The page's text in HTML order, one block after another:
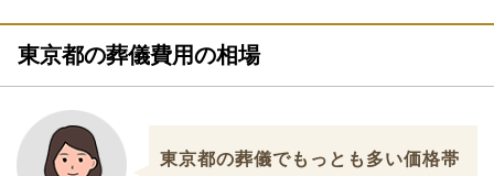
東京都の葬儀費用の相場
東京都の葬儀でもっとも多い価格帯